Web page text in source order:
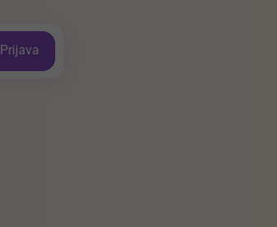
Prijava